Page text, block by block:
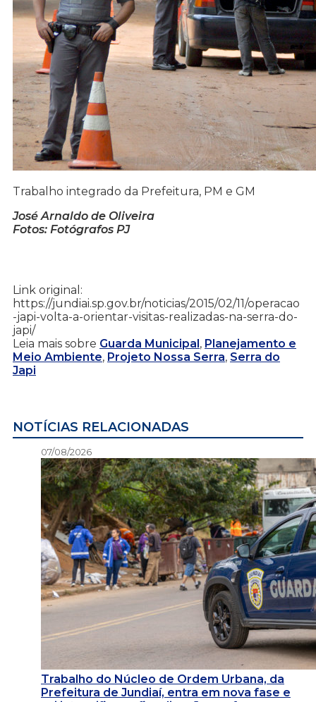
Trabalho integrado da Prefeitura, PM e GM
José Arnaldo de Oliveira
Fotos: Fotógrafos PJ
Link original:
https://jundiai.sp.gov.br/noticias/2015/02/11/operacao
-japi-volta-a-orientar-visitas-realizadas-na-serra-do-
japi/
Leia mais sobre Guarda Municipal, Planejamento e
Meio Ambiente, Projeto Nossa Serra, Serra do
Japi
NOTÍCIAS RELACIONADAS
07/08/2026
Trabalho do Núcleo de Ordem Urbana, da
Prefeitura de Jundiaí, entra em nova fase e